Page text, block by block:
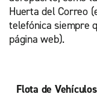
Huerta del Correo
telefónica siempre
página web).
Flota de